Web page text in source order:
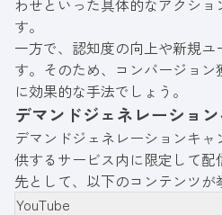
わせといった具体的なアクショ
す。
一方で、認知度の向上や新規
す。そのため、コンバージョ
に効果的な手法でしょう。
デマンドジェネレーショ
デマンドジェネレーションキ
供するサービス内に限定して
先として、以下のコンテンツが
YouTube